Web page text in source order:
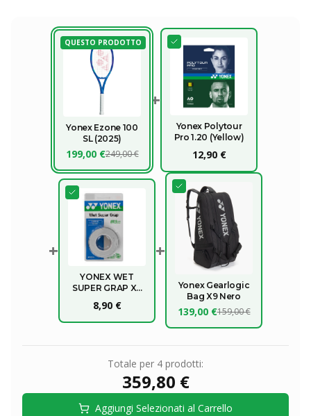
QUESTO PRODOTTO
Yonex Ezone 100
SL (2025)
199,00 €249,00 €
+
Yonex Polytour
Pro 1.20 (Yellow)
12,90 €
+
YONEX WET
SUPER GRAP X3
8,90 €
+
Yonex Gearlogic
Bag X9 Nero
139,00 €159,00 €
Totale per 4 prodotti:
359,80 €
Aggiungi Selezionati al Carrello